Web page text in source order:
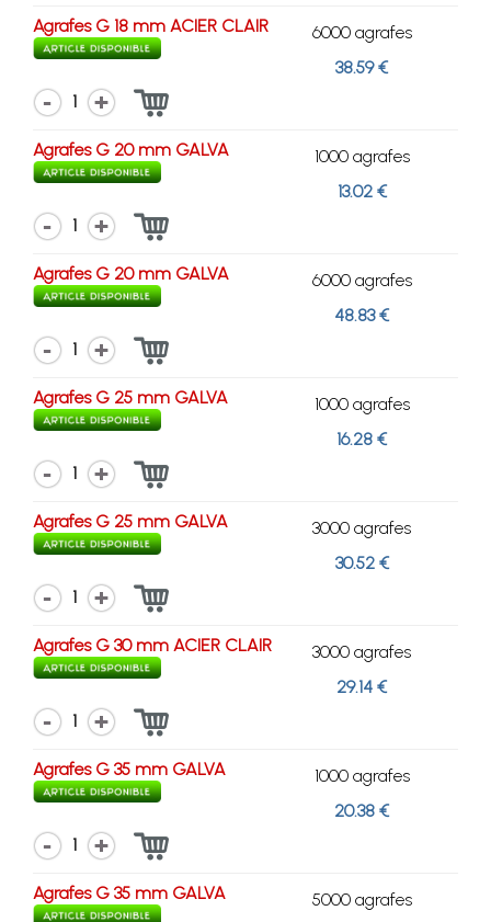
Agrafes G 18 mm ACIER CLAIR
6000 agrafes
38.59 €
1
Agrafes G 20 mm GALVA
1000 agrafes
13.02 €
1
Agrafes G 20 mm GALVA
6000 agrafes
48.83 €
1
Agrafes G 25 mm GALVA
1000 agrafes
16.28 €
1
Agrafes G 25 mm GALVA
3000 agrafes
30.52 €
1
Agrafes G 30 mm ACIER CLAIR
3000 agrafes
29.14 €
1
Agrafes G 35 mm GALVA
1000 agrafes
20.38 €
1
Agrafes G 35 mm GALVA
5000 agrafes